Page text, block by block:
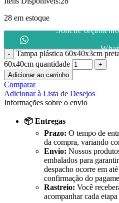
28 em estoque
Solicite
Tampa plástica 60x40x3cm
60x40cm quantidade
Adicionar ao carrinho
Comparar
Adicionar à Lista de Desejos
Informações sobre o envio
📦 Entregas
Prazo: O tempo de
da compra, variando
Envio: Nossos
embalados para
despacho ocorre em
confirmação do
Rastreio: Você
acompanhar cada